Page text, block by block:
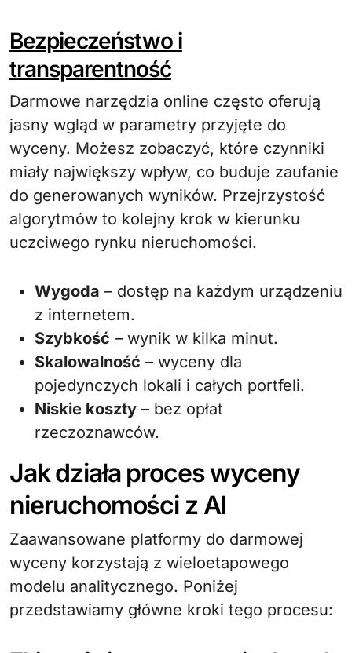
Bezpieczeństwo i
transparentność
Darmowe narzędzia online często oferują
jasny wgląd w parametry przyjęte do
wyceny. Możesz zobaczyć, które czynniki
miały największy wpływ, co buduje zaufanie
do generowanych wyników. Przejrzystość
algorytmów to kolejny krok w kierunku
uczciwego rynku nieruchomości.
Wygoda – dostęp na każdym urządzeniu
z internetem.
Szybkość – wynik w kilka minut.
Skalowalność – wyceny dla
pojedynczych lokali i całych portfeli.
Niskie koszty – bez opłat
rzeczoznawców.
Jak działa proces wyceny
nieruchomości z AI
Zaawansowane platformy do darmowej
wyceny korzystają z wieloetapowego
modelu analitycznego. Poniżej
przedstawiamy główne kroki tego procesu: